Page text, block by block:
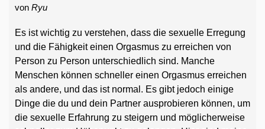
von Ryu
Es ist wichtig zu verstehen, dass die sexuelle Erregung
und die Fähigkeit einen Orgasmus zu erreichen von
Person zu Person unterschiedlich sind. Manche
Menschen können schneller einen Orgasmus erreichen
als andere, und das ist normal. Es gibt jedoch einige
Dinge die du und dein Partner ausprobieren können, um
die sexuelle Erfahrung zu steigern und möglicherweise